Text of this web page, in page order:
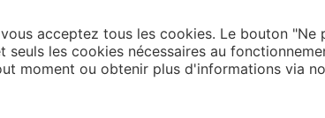
acceptez tous les cookies. Le bouton "Ne
les cookies nécessaires au
moment ou obtenir plus d'informations via